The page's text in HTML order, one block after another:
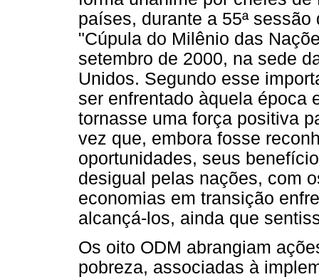
países, durante a 55ª
"Cúpula do Milênio das
setembro de 2000, na sede
Unidos. Segundo esse
ser enfrentado àquela época
tornasse uma força positiva
vez que, embora fosse
oportunidades, seus
desigual pelas nações, com
economias em transição
alcançá-los, ainda que
Os oito ODM abrangiam
pobreza, associadas à